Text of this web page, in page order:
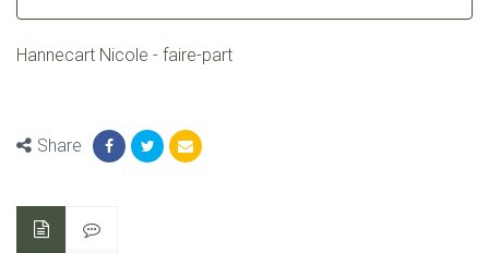
Hannecart Nicole - faire-part
Share